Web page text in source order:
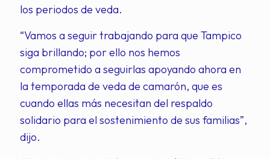
los periodos de veda.
“Vamos a seguir trabajando para que Tampico
siga brillando; por ello nos hemos
comprometido a seguirlas apoyando ahora en
la temporada de veda de camarón, que es
cuando ellas más necesitan del respaldo
solidario para el sostenimiento de sus familias”,
dijo.